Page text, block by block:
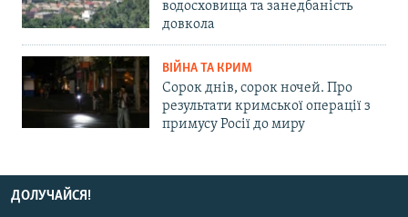
водосховища та занедбаність
довкола
ВІЙНА ТА КРИМ
Сорок днів, сорок ночей. Про
результати кримської операції з
примусу Росії до миру
ДОЛУЧАЙСЯ!